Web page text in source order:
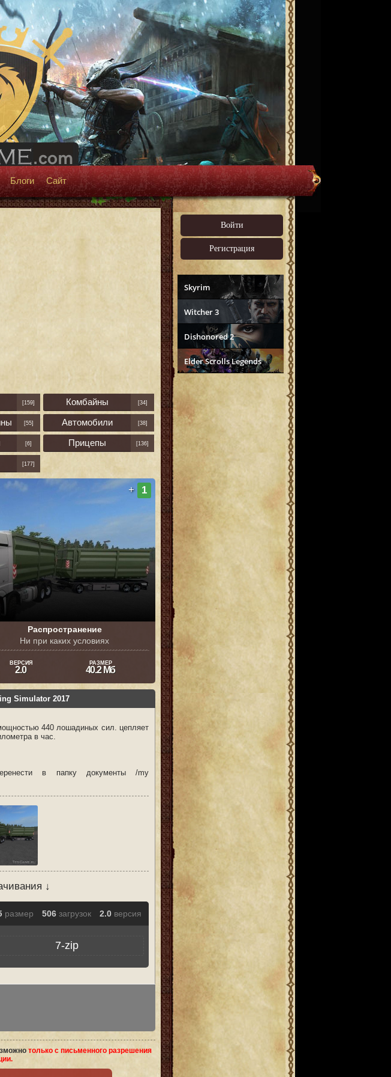
Блоги Сайт
Войти
Регистрация
Skyrim
Witcher 3
Dishonored 2
Elder Scrolls Legends
[159] Комбайны [34]
[55] Автомобили [38]
[6] Прицепы [136]
[177]
+ 1
Распространение
Ни при каких условиях
ВЕРСИЯ
2.0
РАЗМЕР
40.2 Мб
Simulator 2017
440 лошадиных сил. цепляет
в час.
в папку документы /my
↓
размер 506 загрузок 2.0 версия
7-zip
только с письменного разрешения